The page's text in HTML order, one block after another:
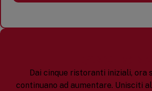
Dai cinque ristoranti iniziali, ora
continuano ad aumentare. Unisciti